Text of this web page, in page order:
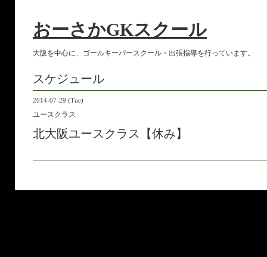
おーさかGKスクール
大阪を中心に、ゴールキーパースクール・出張指導を行っています。
スケジュール
2014-07-29 (Tue)
ユースクラス
北大阪ユースクラス【休み】